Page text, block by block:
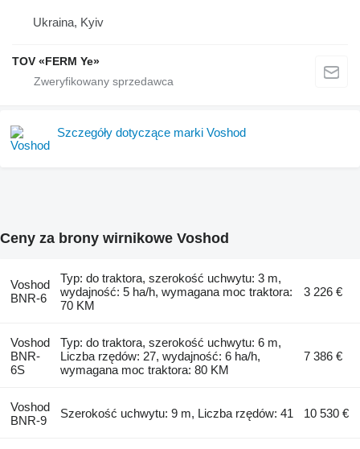
Ukraina, Kyiv
TOV «FERM Ye»
Szczegóły dotyczące marki Voshod
Ceny za brony wirnikowe Voshod
Voshod
BNR-6
Typ: do traktora, szerokość uchwytu: 3 m,
wydajność: 5 ha/h, wymagana moc traktora:
70 KM
3 226 €
Voshod
BNR-
6S
Typ: do traktora, szerokość uchwytu: 6 m,
Liczba rzędów: 27, wydajność: 6 ha/h,
wymagana moc traktora: 80 KM
7 386 €
Voshod
BNR-9
Szerokość uchwytu: 9 m, Liczba rzędów: 41 10 530 €